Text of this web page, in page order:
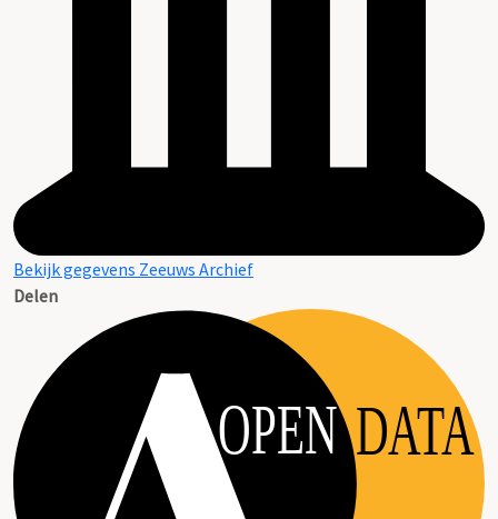
Bekijk gegevens Zeeuws Archief
Delen
OPEN DATA